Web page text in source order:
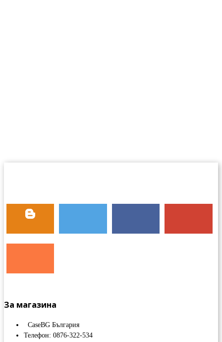
За магазина
CaseBG България
Телефон: 0876-322-534